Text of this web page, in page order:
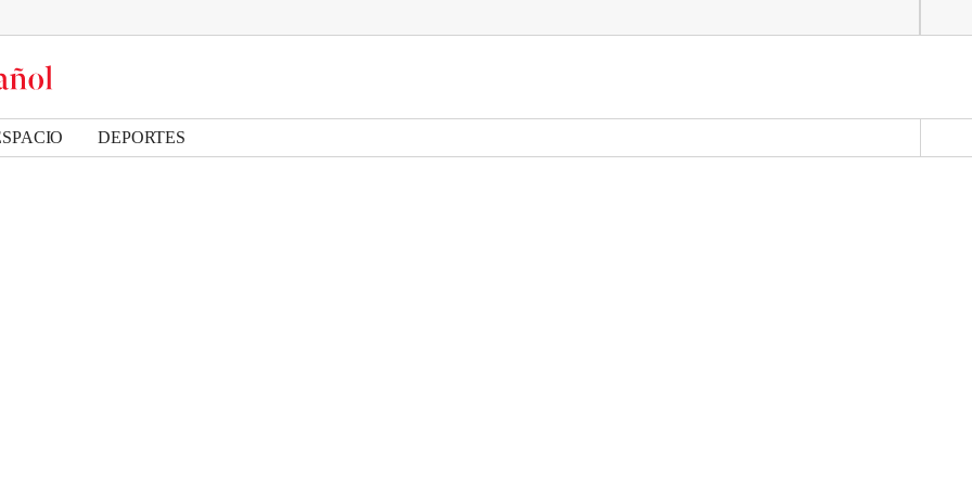
DEPORTES